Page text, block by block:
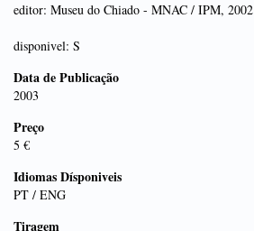
editor: Museu do Chiado - MNAC / IPM, 2002
disponivel: S
Data de Publicação
2003
Preço
5 €
Idiomas Dísponiveis
PT / ENG
Tiragem